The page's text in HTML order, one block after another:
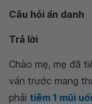
Câu hỏi ẩn danh
Trả lời
Chào mẹ, mẹ đã
ván trước mang
phải tiêm 1 mũi